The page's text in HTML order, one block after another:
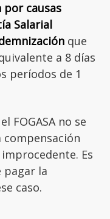
causas
Salarial
que
a 8 días
períodos de 1
FOGASA no se
compensación
Es
pagar la
caso.